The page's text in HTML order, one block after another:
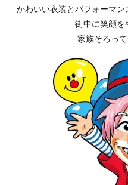
かわいい衣装とパフォーマン
街中に笑顔を
家族そろっ